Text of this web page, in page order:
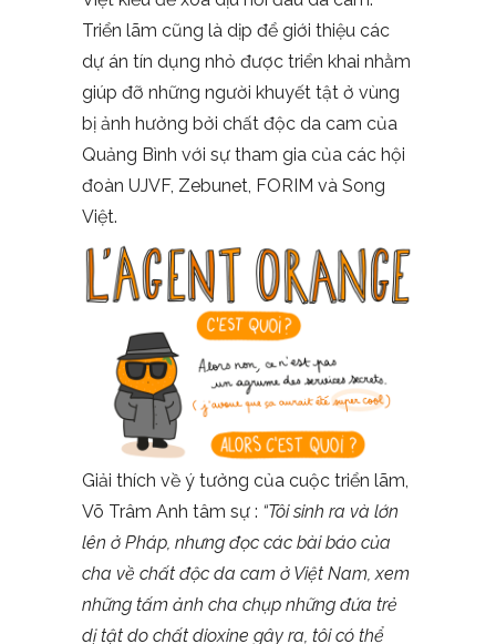
Triển lãm cũng là dịp để giới thiệu các
dự án tín dụng nhỏ được triển khai nhằm
giúp đỡ những người khuyết tật ở vùng
bị ảnh hưởng bởi chất độc da cam của
Quảng Bình với sự tham gia của các hội
đoàn UJVF, Zebunet, FORIM và Song
Việt.
Giải thích về ý tưởng của cuộc triển lãm,
Võ Trâm Anh tâm sự : “Tôi sinh ra và lớn
lên ở Pháp, nhưng đọc các bài báo của
cha về chất độc da cam ở Việt Nam, xem
những tấm ảnh cha chụp những đứa trẻ
dị tật do chất dioxine gây ra, tôi có thể